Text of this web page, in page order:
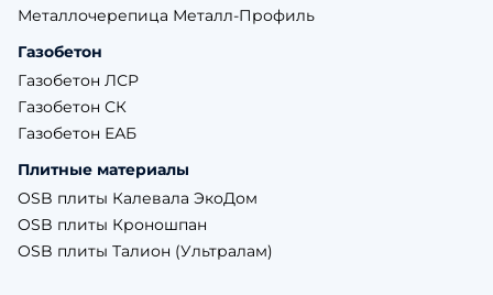
Металлочерепица Металл-Профиль
Газобетон
Газобетон ЛСР
Газобетон СК
Газобетон ЕАБ
Плитные материалы
OSB плиты Калевала ЭкоДом
OSB плиты Кроношпан
OSB плиты Талион (Ультралам)